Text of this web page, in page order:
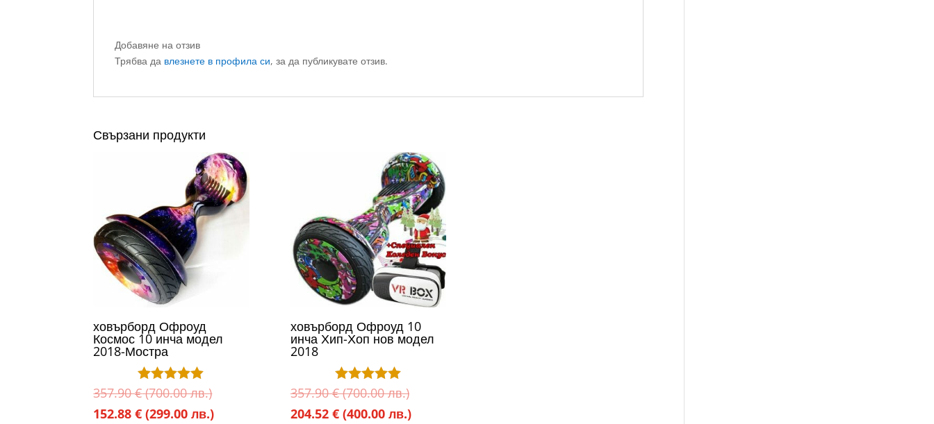
Добавяне на отзив
Трябва да влезнете в профила си, за да публикувате отзив.
Свързани продукти
ховърборд Офроуд
Космос 10 инча модел
2018-Мостра
Оценено с
5.00
от 5
357.90€ (700.00 лв.)Original
price
152.88€ (299.00 лв.)Текущата
ховърборд Офроуд 10
инча Хип-Хоп нов модел
2018
Оценено с
5.00
от 5
357.90€ (700.00 лв.)Original
price
204.52 € (400.00 лв.)Текущата